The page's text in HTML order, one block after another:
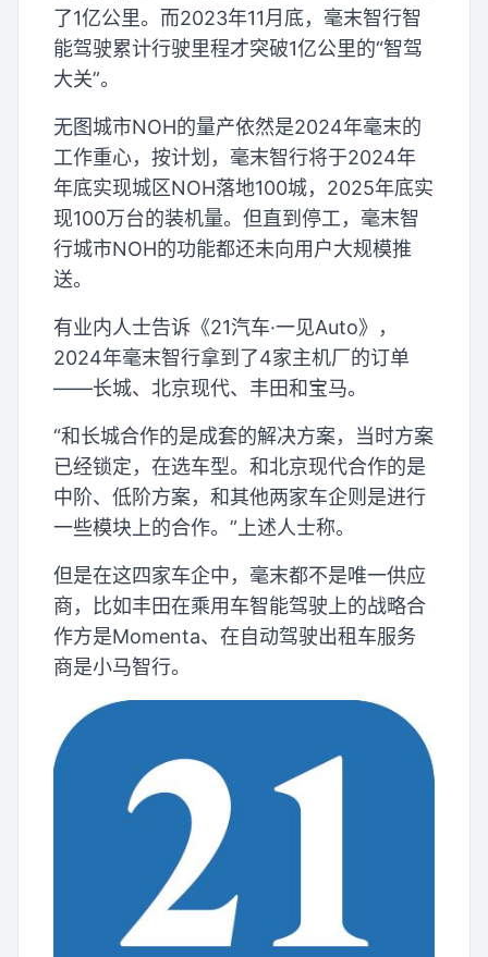
了1亿公里。而2023年11月底，毫末智行智
能驾驶累计行驶里程才突破1亿公里的“智驾
大关”。
无图城市NOH的量产依然是2024年毫末的
工作重心，按计划，毫末智行将于2024年
年底实现城区NOH落地100城，2025年底实
现100万台的装机量。但直到停工，毫末智
行城市NOH的功能都还未向用户大规模推
送。
有业内人士告诉《21汽车·一见Auto》，
2024年毫末智行拿到了4家主机厂的订单
——长城、北京现代、丰田和宝马。
“和长城合作的是成套的解决方案，当时方案
已经锁定，在选车型。和北京现代合作的是
中阶、低阶方案，和其他两家车企则是进行
一些模块上的合作。”上述人士称。
但是在这四家车企中，毫末都不是唯一供应
商，比如丰田在乘用车智能驾驶上的战略合
作方是Momenta、在自动驾驶出租车服务
商是小马智行。